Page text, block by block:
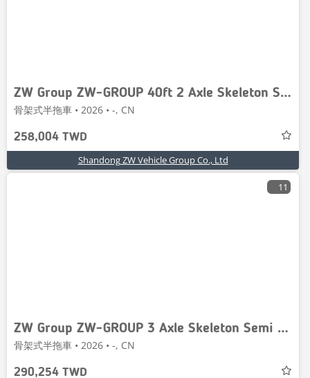
ZW Group ZW-GROUP 40ft 2 Axle Skeleton Semi traile
骨架式半拖車 • 2026 • -, CN
258,004 TWD
Shandong ZW Vehicle Group Co., Ltd
11
ZW Group ZW-GROUP 3 Axle Skeleton Semi Trailer
骨架式半拖車 • 2026 • -, CN
290,254 TWD